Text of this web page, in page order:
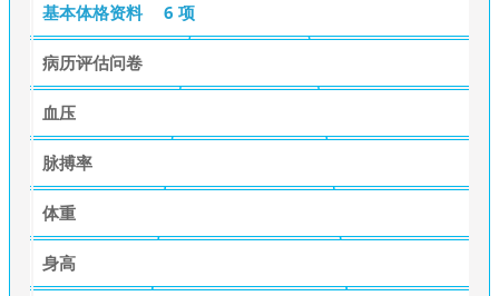
基本体格资料 6 项
病历评估问卷
血压
脉搏率
体重
身高